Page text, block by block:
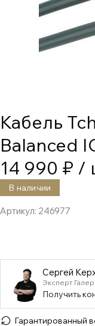
Кабель
Balanced
14 990 ₽ /
В наличии
Артикул: 246977
Сергей
Эксперт
Получить
Гарантированный